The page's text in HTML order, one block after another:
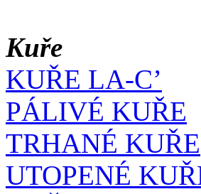
Kuře
KUŘE LA-C’
PÁLIVÉ KUŘE
TRHANÉ KUŘE
UTOPENÉ